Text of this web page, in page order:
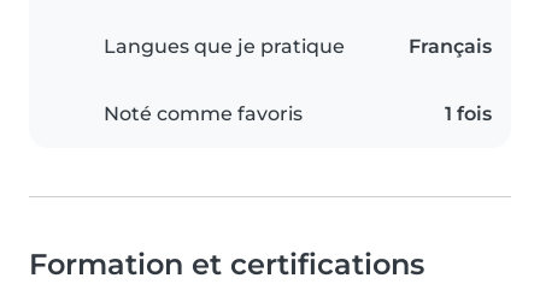
Langues que je pratique Français
Noté comme favoris 1 fois
Formation et certifications